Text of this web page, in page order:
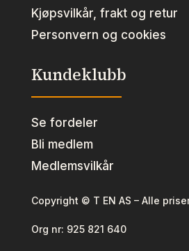
Kjøpsvilkår, frakt og retur
Personvern og cookies
Kundeklubb
Se fordeler
Bli medlem
Medlemsvilkår
Copyright © T EN AS – Alle
Org nr: 925 821 640